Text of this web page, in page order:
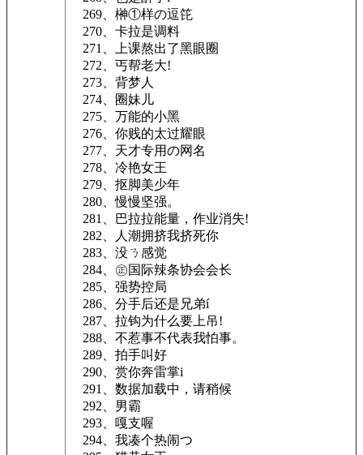
269、榊①样の逗笓
270、卡拉是调料
271、上课熬出了黑眼圈
272、丐帮老大!
273、背梦人
274、圈妹儿
275、万能的小黑
276、你贱的太过耀眼
277、天才专用の网名
278、冷艳女王
279、抠脚美少年
280、慢慢坚强。
281、巴拉拉能量，作业消失!
282、人潮拥挤我挤死你
283、没ㄋ感觉
284、㊣国际辣条协会会长
285、强势控局
286、分手后还是兄弟í
287、拉钩为什么要上吊!
288、不惹事不代表我怕事。
289、拍手叫好
290、赏你奔雷掌i
291、数据加载中，请稍候
292、男霸ゞ
293、嘎支喔
294、我凑个热闹つ